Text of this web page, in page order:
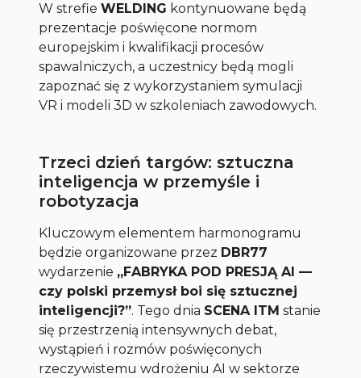
W strefieWELDING kontynuowane będą
prezentacje poświęcone normom
europejskim i kwalifikacji procesów
spawalniczych, a uczestnicy będą mogli
zapoznać się z wykorzystaniem symulacji
VR i modeli 3D w szkoleniach zawodowych.
Trzeci dzień targów: sztuczna
inteligencja w przemyśle i
robotyzacja
Kluczowym elementem harmonogramu
będzie organizowane przez DBR77
wydarzenie „FABRYKA POD PRESJĄ AI —
czy polski przemysł boi się sztucznej
inteligencji?”. Tego dnia SCENA ITM stanie
się przestrzenią intensywnych debat,
wystąpień i rozmów poświęconych
rzeczywistemu wdrożeniu AI w sektorze